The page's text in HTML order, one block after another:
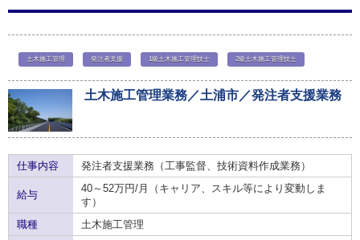
土木施工管理 発注者支援 1級土木施工管理技士 2級土木施工管理技士
土木施工管理業務／土浦市／発注者支援業務
仕事内容 発注者支援業務（工事監督、技術資料作成業務）
給与
40～52万円/月（キャリア、スキル等により変動しま
す）
職種
土木施工管理